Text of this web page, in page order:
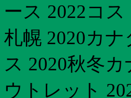
ース 2022コ
札幌 2020カ
ス 2020秋冬
ウトレット